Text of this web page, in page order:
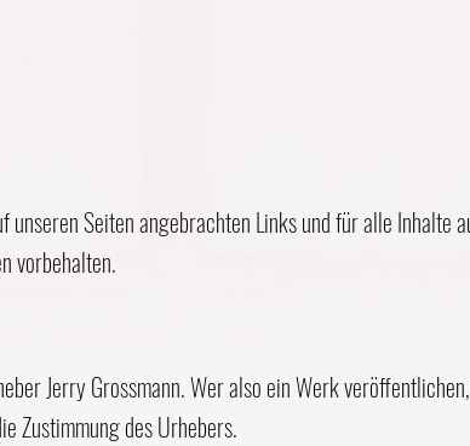
Seiten angebrachten Links und für alle Inhalte
vorbehalten.
Jerry Grossmann. Wer also ein Werk
Zustimmung des Urhebers.